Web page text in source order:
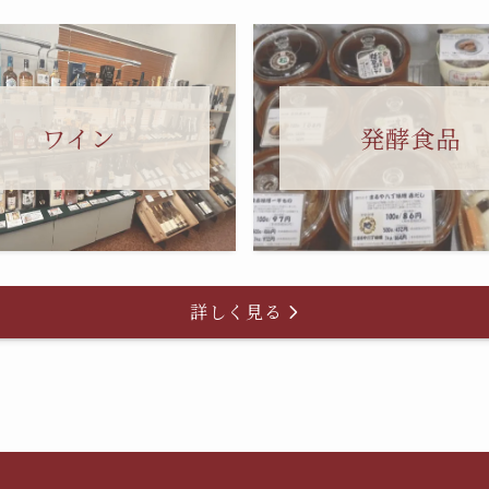
ワイン 発酵食品
詳しく見る